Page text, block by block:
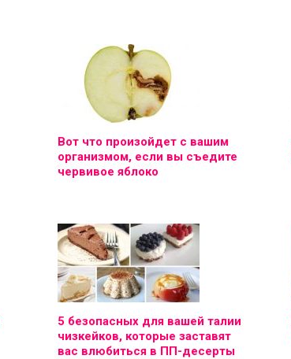
Вот что произойдет с вашим
организмом, если вы съедите
червивое яблоко
5 безопасных для вашей талии
чизкейков, которые заставят
вас влюбиться в ПП-десерты